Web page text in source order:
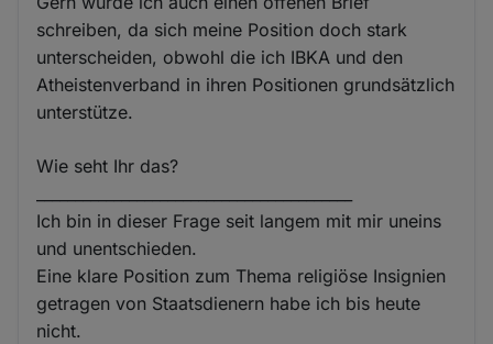
schreiben, da sich meine Position doch stark
unterscheiden, obwohl die ich IBKA und den
Atheistenverband in ihren Positionen grundsätzlich
unterstütze.
Wie seht Ihr das?
Ich bin in dieser Frage seit langem mit mir uneins
und unentschieden.
Eine klare Position zum Thema religiöse Insignien
getragen von Staatsdienern habe ich bis heute
nicht.